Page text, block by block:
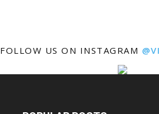
FOLLOW US ON INSTAGRAM